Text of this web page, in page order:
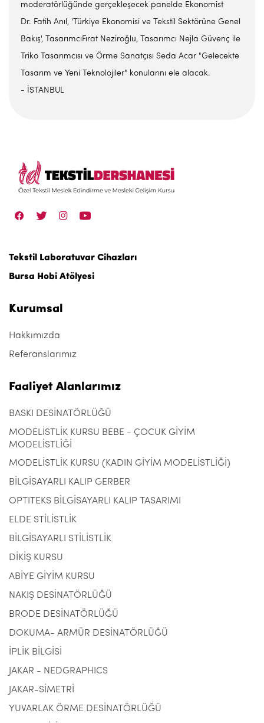
moderatörlüğünde gerçekleşecek panelde Ekonomist
Dr. Fatih Anıl, 'Türkiye Ekonomisi ve Tekstil Sektörüne Genel
Bakış', TasarımcıFırat Neziroğlu, Tasarımcı Nejla Güvenç ile
Triko Tasarımcısı ve Örme Sanatçısı Seda Acar "Gelecekte
Tasarım ve Yeni Teknolojiler" konularını ele alacak.
- İSTANBUL
Tekstil Laboratuvar Cihazları
Bursa Hobi Atölyesi
Kurumsal
Hakkımızda
Referanslarımız
Faaliyet Alanlarımız
BASKI DESİNATÖRLÜĞÜ
MODELİSTLİK KURSU BEBE - ÇOCUK GİYİM
MODELİSTLİĞİ
MODELİSTLİK KURSU (KADIN GİYİM MODELİSTLİĞİ)
BİLGİSAYARLI KALIP GERBER
OPTITEKS BİLGİSAYARLI KALIP TASARIMI
ELDE STİLİSTLİK
BİLGİSAYARLI STİLİSTLİK
DİKİŞ KURSU
ABİYE GİYİM KURSU
NAKIŞ DESİNATÖRLÜĞÜ
BRODE DESİNATÖRLÜĞÜ
DOKUMA- ARMÜR DESİNATÖRLÜĞÜ
İPLİK BİLGİSİ
JAKAR - NEDGRAPHICS
JAKAR-SİMETRİ
YUVARLAK ÖRME DESİNATÖRLÜĞÜ